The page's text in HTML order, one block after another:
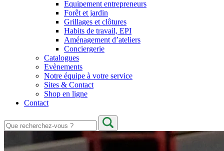
Equipement entrepreneurs
Forêt et jardin
Grillages et clôtures
Habits de travail, EPI
Aménagement d’ateliers
Conciergerie
Catalogues
Evènements
Notre équipe à votre service
Sites & Contact
Shop en ligne
Contact